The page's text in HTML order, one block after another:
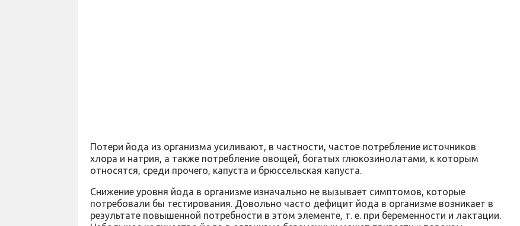
Потери йода из организма усиливают, в частности, частое потребление источников
хлора и натрия, а также потребление овощей, богатых глюкозинолатами, к которым
относятся, среди прочего, капуста и брюссельская капуста.
Снижение уровня йода в организме изначально не вызывает симптомов, которые
потребовали бы тестирования. Довольно часто дефицит йода в организме возникает в
результате повышенной потребности в этом элементе, т. е. при беременности и лактации.